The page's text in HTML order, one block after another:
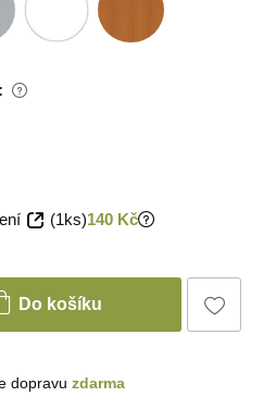
(1ks)140 Kč
Do košíku
dopravu zdarma